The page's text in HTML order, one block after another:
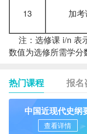
13 加
注：选修课 i/n 表
数值为选修所需学分
热门课程 报名
中国近现代史纲
查看详情